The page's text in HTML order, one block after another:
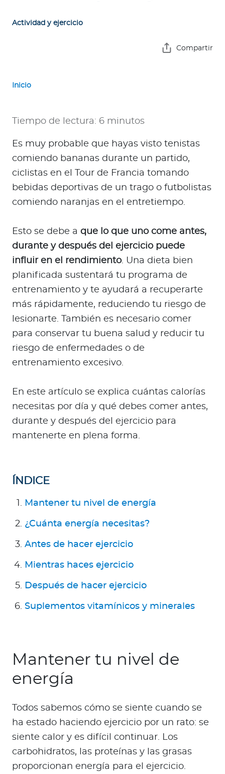
Ingresar a Mi Bupa
Para Clientes
Contáctanos
Actividad y ejercicio
Compartir
Inicio
Tiempo de lectura: 6 minutos
Es muy probable que hayas visto tenistas
comiendo bananas durante un partido,
ciclistas en el Tour de Francia tomando
bebidas deportivas de un trago o futbolistas
comiendo naranjas en el entretiempo.
Esto se debe a que lo que uno come antes,
durante y después del ejercicio puede
influir en el rendimiento. Una dieta bien
planificada sustentará tu programa de
entrenamiento y te ayudará a recuperarte
más rápidamente, reduciendo tu riesgo de
lesionarte. También es necesario comer
para conservar tu buena salud y reducir tu
riesgo de enfermedades o de
entrenamiento excesivo.
En este artículo se explica cuántas calorías
necesitas por día y qué debes comer antes,
durante y después del ejercicio para
mantenerte en plena forma.
ÍNDICE
Mantener tu nivel de energía
¿Cuánta energía necesitas?
Antes de hacer ejercicio
Mientras haces ejercicio
Después de hacer ejercicio
Suplementos vitamínicos y minerales
Mantener tu nivel de
energía
Todos sabemos cómo se siente cuando se
ha estado haciendo ejercicio por un rato: se
siente calor y es difícil continuar. Los
carbohidratos, las proteínas y las grasas
proporcionan energía para el ejercicio.